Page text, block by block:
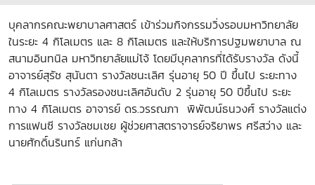
บุคลากรคณะพยาบาลศาสตร์ เข้าร่วมกิจกรรมวิ่งรอบมหาวิทยาลัย
ในระยะ 4 กิโลเมตร และ 8 กิโลเมตร และให้บริการปฐมพยาบาล ณ
สนามอินทนิล มหาวิทยาลัยแม่โจ้ โดยมีบุคลากรที่ได้รับรางวัล ดังนี้
อาจารย์สุรัช สุนันตา รางวัลชนะเลิศ รุ่นอายุ 50 ปี ขึ้นไป ระยะทาง
4 กิโลเมตร รางวัลรองชนะเลิศอันดับ 2 รุ่นอายุ 50 ปีขึ้นไป ระยะ
ทาง 4 กิโลเมตร อาจารย์ ดร.วรรณภา พิพัฒน์ธนวงศ์ รางวัลแต่ง
การแฟนซี รางวัลชมเชย ผู้ช่วยศาสตราจารย์จริยาพร ศรีสว่าง และ
นายศักดิ์นรินทร์ แก่นกล้า